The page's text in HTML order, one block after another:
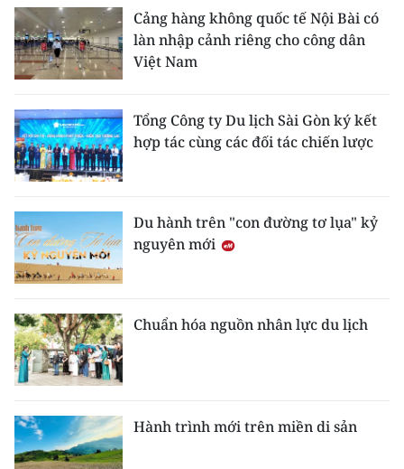
Cảng hàng không quốc tế Nội Bài có
làn nhập cảnh riêng cho công dân
Việt Nam
Tổng Công ty Du lịch Sài Gòn ký kết
hợp tác cùng các đối tác chiến lược
Du hành trên "con đường tơ lụa" kỷ
nguyên mới
Chuẩn hóa nguồn nhân lực du lịch
Hành trình mới trên miền di sản